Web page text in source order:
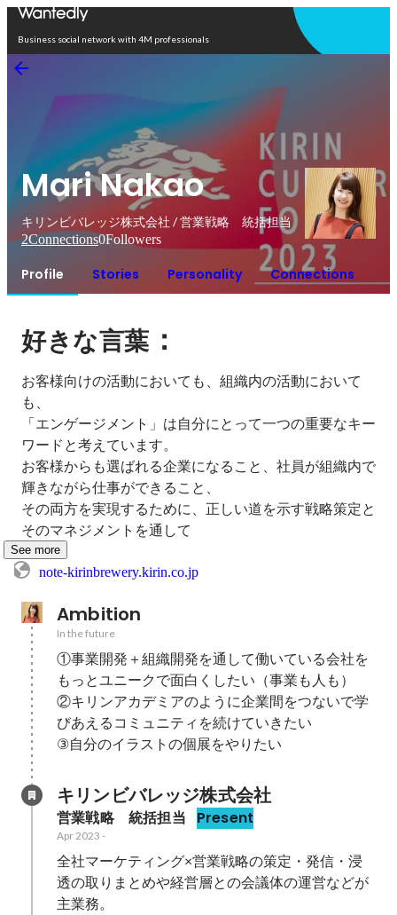
Business social network with 4M professionals
Mari Nakao
キリンビバレッジ株式会社 / 営業戦略 統括担当
2Connections0Followers
Profile Stories Personality Connections
好きな言葉 ：
お客様向けの活動においても、組織内の活動において
も、
「エンゲージメント」は自分にとって一つの重要なキー
ワードと考えています。
お客様からも選ばれる企業になること、社員が組織内で
輝きながら仕事ができること、
その両方を実現するために、正しい道を示す戦略策定と
そのマネジメントを通して
See more
note-kirinbrewery.kirin.co.jp
Ambition
In the future
①事業開発＋組織開発を通して働いている会社を
もっとユニークで面白くしたい（事業も人も）
②キリンアカデミアのように企業間をつないで学
びあえるコミュニティを続けていきたい
③自分のイラストの個展をやりたい
キリンビバレッジ株式会社
営業戦略　統括担当 Present
Apr 2023 -
全社マーケティング×営業戦略の策定・発信・浸
透の取りまとめや経営層との会議体の運営などが
主業務。